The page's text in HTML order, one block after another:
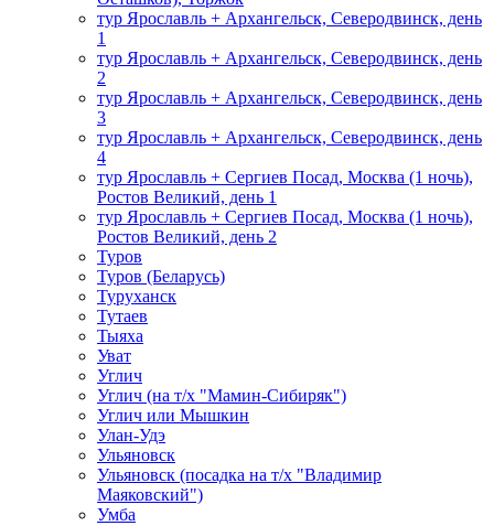
тур Ярославль + Архангельск, Северодвинск, день
1
тур Ярославль + Архангельск, Северодвинск, день
2
тур Ярославль + Архангельск, Северодвинск, день
3
тур Ярославль + Архангельск, Северодвинск, день
4
тур Ярославль + Сергиев Посад, Москва (1 ночь),
Ростов Великий, день 1
тур Ярославль + Сергиев Посад, Москва (1 ночь),
Ростов Великий, день 2
Туров
Туров (Беларусь)
Туруханск
Тутаев
Тыяха
Уват
Углич
Углич (на т/х "Мамин-Сибиряк")
Углич или Мышкин
Улан-Удэ
Ульяновск
Ульяновск (посадка на т/х "Владимир
Маяковский")
Умба